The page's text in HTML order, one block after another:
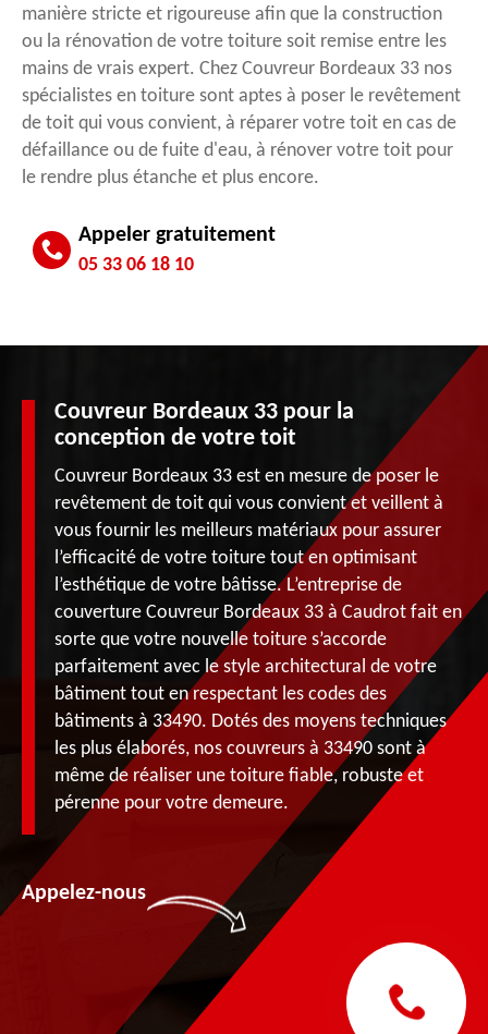
manière stricte et rigoureuse afin que la construction
ou la rénovation de votre toiture soit remise entre les
mains de vrais expert. Chez Couvreur Bordeaux 33 nos
spécialistes en toiture sont aptes à poser le revêtement
de toit qui vous convient, à réparer votre toit en cas de
défaillance ou de fuite d'eau, à rénover votre toit pour
le rendre plus étanche et plus encore.
Appeler gratuitement
05 33 06 18 10
Couvreur Bordeaux 33 pour la
conception de votre toit
Couvreur Bordeaux 33 est en mesure de poser le
revêtement de toit qui vous convient et veillent à
vous fournir les meilleurs matériaux pour assurer
l’efficacité de votre toiture tout en optimisant
l’esthétique de votre bâtisse. L’entreprise de
couverture Couvreur Bordeaux 33 à Caudrot fait en
sorte que votre nouvelle toiture s’accorde
parfaitement avec le style architectural de votre
bâtiment tout en respectant les codes des
bâtiments à 33490. Dotés des moyens techniques
les plus élaborés, nos couvreurs à 33490 sont à
même de réaliser une toiture fiable, robuste et
pérenne pour votre demeure.
Appelez-nous